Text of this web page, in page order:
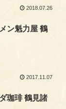
2018.07.26
ン魁力屋 鶴
2017.11.07
珈琲 鶴見諸